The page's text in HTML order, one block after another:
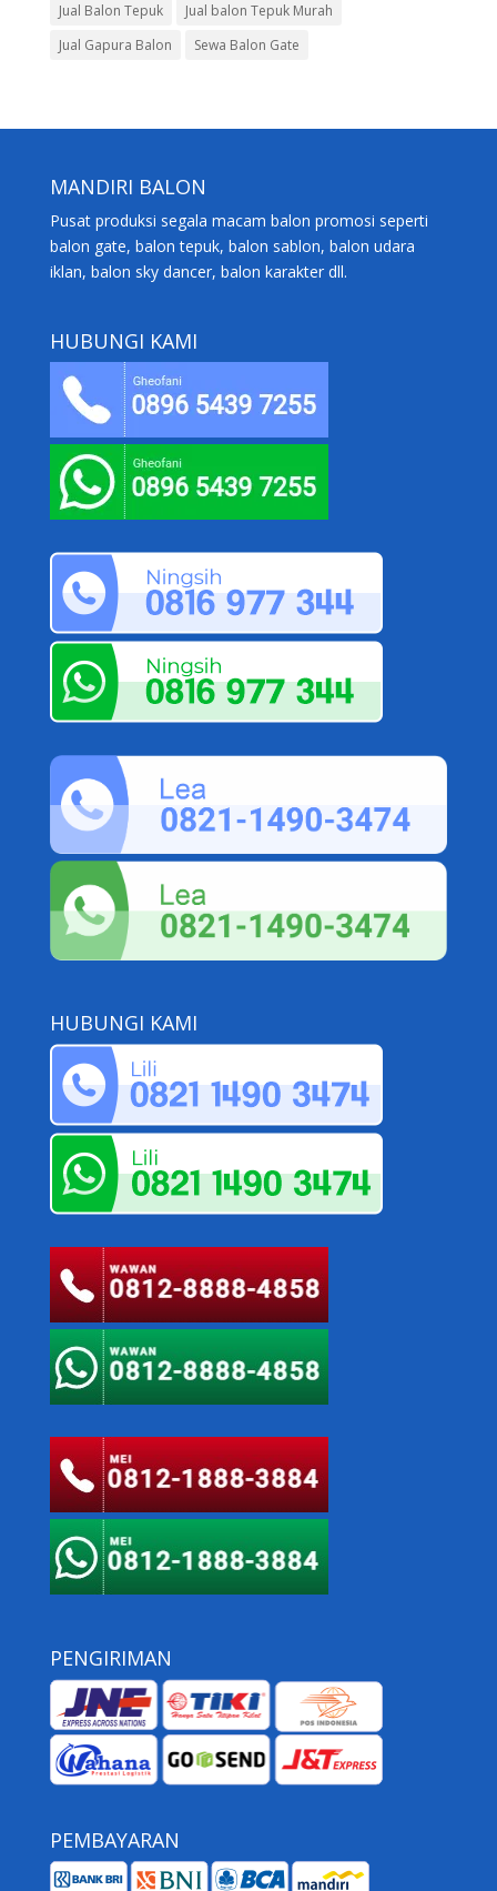
Jual Balon Tepuk
Jual balon Tepuk Murah
Jual Gapura Balon
Sewa Balon Gate
MANDIRI BALON
Pusat produksi segala macam balon promosi seperti
balon gate, balon tepuk, balon sablon, balon udara
iklan, balon sky dancer, balon karakter dll.
HUBUNGI KAMI
HUBUNGI KAMI
PENGIRIMAN
PEMBAYARAN